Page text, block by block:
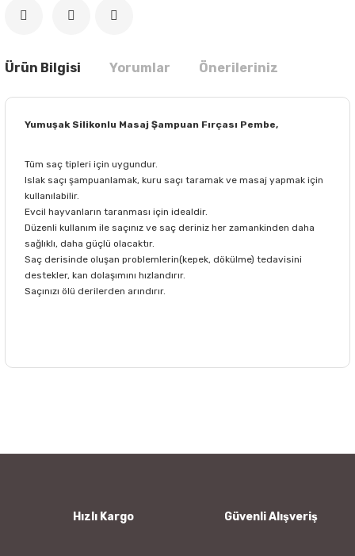
Ürün Bilgisi Yorumlar Önerileriniz
Yumuşak Silikonlu Masaj Şampuan Fırçası Pembe,
Tüm saç tipleri için uygundur.
Islak saçı şampuanlamak, kuru saçı taramak ve masaj yapmak için
kullanılabilir.
Evcil hayvanların taranması için idealdir.
Düzenli kullanım ile saçınız ve saç deriniz her zamankinden daha
sağlıklı, daha güçlü olacaktır.
Saç derisinde oluşan problemlerin(kepek, dökülme) tedavisini
destekler, kan dolaşımını hızlandırır.
Saçınızı ölü derilerden arındırır.
Ürün bilgilerinde hatalar bulunuyor.
Hızlı Kargo Güvenli Alışveriş